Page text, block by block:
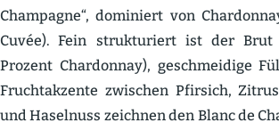
Champagne“, dominiert von
Cuvée). Fein struk­tu­riert ist der Brut
Prozent Chardonnay), geschmeidige
Frucht­ak­zente zwischen Pfirsich,
und Haselnuss zeichnen den Blanc de